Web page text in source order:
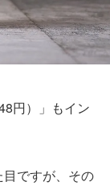
円）」もイン
ですが、その